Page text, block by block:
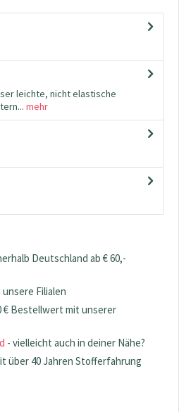
leichte, nicht elastische
mehr
Deutschland ab € 60,-
Filialen
€ Bestellwert mit unserer
- vielleicht auch in deiner Nähe?
über 40 Jahren Stofferfahrung